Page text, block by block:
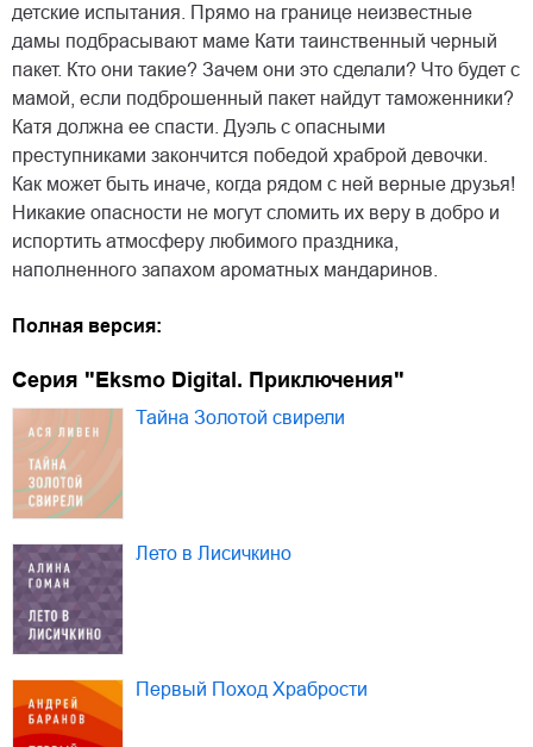
детские испытания. Прямо на границе неизвестные
дамы подбрасывают маме Кати таинственный черный
пакет. Кто они такие? Зачем они это сделали? Что будет с
мамой, если подброшенный пакет найдут таможенники?
Катя должна ее спасти. Дуэль с опасными
преступниками закончится победой храброй девочки.
Как может быть иначе, когда рядом с ней верные друзья!
Никакие опасности не могут сломить их веру в добро и
испортить атмосферу любимого праздника,
наполненного запахом ароматных мандаринов.
Полная версия:
Серия "Eksmo Digital. Приключения"
Тайна Золотой свирели
Лето в Лисичкино
Первый Поход Храбрости